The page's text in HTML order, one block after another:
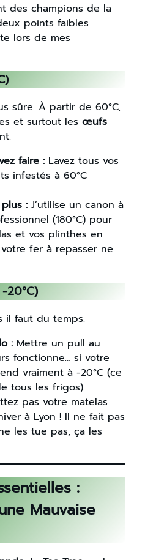
des champions de la
points faibles
lors de mes
sûre. À partir de 60°C,
et surtout les œufs
faire : Lavez tous vos
infestés à 60°C
: J’utilise un canon à
(180°C) pour
et vos plinthes en
fer à repasser ne
20°C)
il faut du temps.
: Mettre un pull au
fonctionne… si votre
vraiment à -20°C (ce
tous les frigos).
pas votre matelas
à Lyon ! Il ne fait pas
les tue pas, ça les
:
Mauvaise